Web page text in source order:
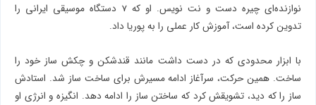
نوازنده‌ای چیره دست و نت نویس. او که 7 دستگاه موسیقی ایرانی را
تدوین کرده است، آموزش کار عملی را به پوریا داد.
با ابزار محدودی که در دست داشت مانند قندشکن و چکش ساز خود را
ساخت. همین حرکت، سرآغاز ادامه مسیرش برای ساخت ساز شد. استادش
ساز را که دید، تشویقش کرد که ساختن ساز را ادامه دهد. انگیزه و انرژی‌ او